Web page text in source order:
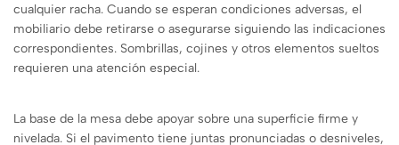
cualquier racha. Cuando se esperan condiciones adversas, el
mobiliario debe retirarse o asegurarse siguiendo las indicaciones
correspondientes. Sombrillas, cojines y otros elementos sueltos
requieren una atención especial.
La base de la mesa debe apoyar sobre una superficie firme y
nivelada. Si el pavimento tiene juntas pronunciadas o desniveles,